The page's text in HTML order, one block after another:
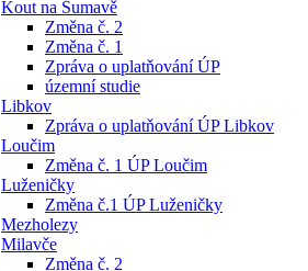
Kout na Šumavě
Změna č. 2
Změna č. 1
Zpráva o uplatňování ÚP
územní studie
Libkov
Zpráva o uplatňování ÚP Libkov
Loučim
Změna č. 1 ÚP Loučim
Luženičky
Změna č.1 ÚP Luženičky
Mezholezy
Milavče
Změna č. 2